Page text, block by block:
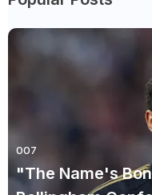
007
"The Name's